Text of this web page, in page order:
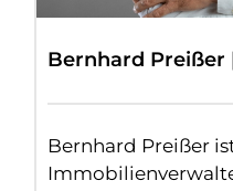
Bernhard Preißer
Bernhard Preißer